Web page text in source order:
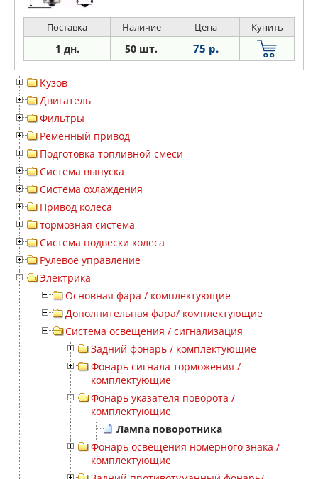
Поставка Наличие Цена Купить
1 дн. 50 шт. 75 р.
Кузов
Двигатель
Фильтры
Ременный привод
Подготовка топливной смеси
Система выпуска
Система охлаждения
Привод колеса
тормозная система
Система подвески колеса
Рулевое управление
Электрика
Основная фара / комплектующие
Дополнительная фара/ комплектующие
Система освещения / сигнализация
Задний фонарь / комплектующие
Фонарь сигнала торможения /
комплектующие
Фонарь указателя поворота /
комплектующие
Лампа поворотника
Фонарь освещения номерного знака /
комплектующие